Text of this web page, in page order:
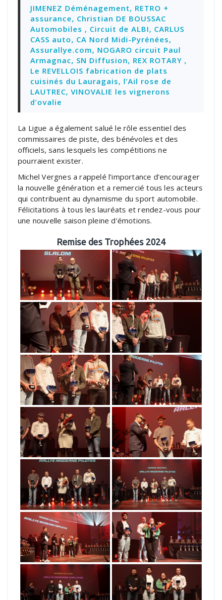
JIMENEZ Déménagement, RETRO +
assurance, Christian DE BOUSSAC
Automobiles , Circuit de ALBI, CARLUS
CASS auto, CA Nord Midi-Pyrénées,
Assurallye.com, NOGARO circuit Paul
Armagnac, SN Diffusion, REX ROTARY ,
Le REVELLOIS fabrication de plats
cuisinés du Lauragais, l’Ail rose de
LAUTREC, VINOVALIE les vignerons
d’ovalie
La Ligue a également salué le rôle essentiel des
commissaires de piste, des bénévoles et des
officiels, sans lesquels les compétitions ne
pourraient exister.
Michel Vergnes a rappelé l’importance d’encourager
la nouvelle génération et a remercié tous les acteurs
qui contribuent au dynamisme du sport automobile.
Félicitations à tous les lauréats et rendez-vous pour
une nouvelle saison pleine d’émotions.
Remise des Trophées 2024